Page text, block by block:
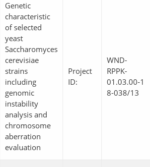
Genetic
characteristic
of selected
yeast
Saccharomyces
cerevisiae
strains
including
genomic
instability
analysis and
chromosome
aberration
evaluation
Project
ID:
WND-
RPPK-
01.03.00-1
8-038/13